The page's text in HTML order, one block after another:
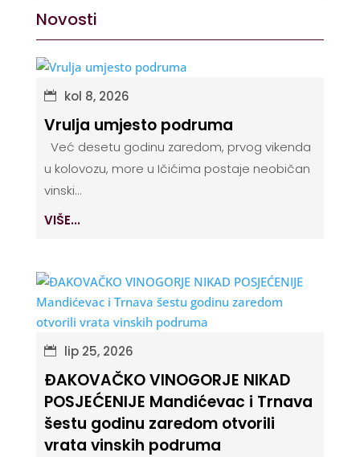
Novosti
kol 8, 2026
Vrulja umjesto podruma
Već desetu godinu zaredom, prvog vikenda
u kolovozu, more u Ičićima postaje neobičan
vinski...
VIŠE...
lip 25, 2026
ĐAKOVAČKO VINOGORJE NIKAD
POSJEĆENIJE Mandićevac i Trnava
šestu godinu zaredom otvorili
vrata vinskih podruma